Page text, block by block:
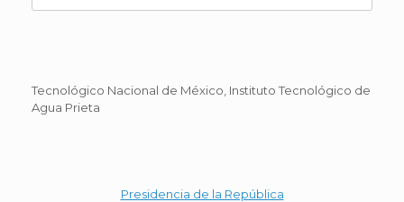
Tecnológico Nacional de México, Instituto Tecnológico de
Agua Prieta
Presidencia de la República